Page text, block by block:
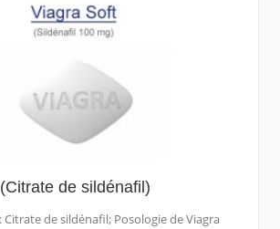
de sildénafil)
de sildénafil; Posologie de Viagra